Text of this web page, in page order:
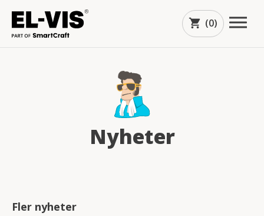
shopping_cart (0)
Nyheter
Fler nyheter